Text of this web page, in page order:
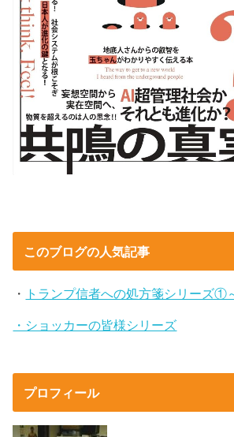
このブログの人気記事
・ トランプ信者への処方箋シリーズ
・ショッカーの皆様シリーズ
プロフィール